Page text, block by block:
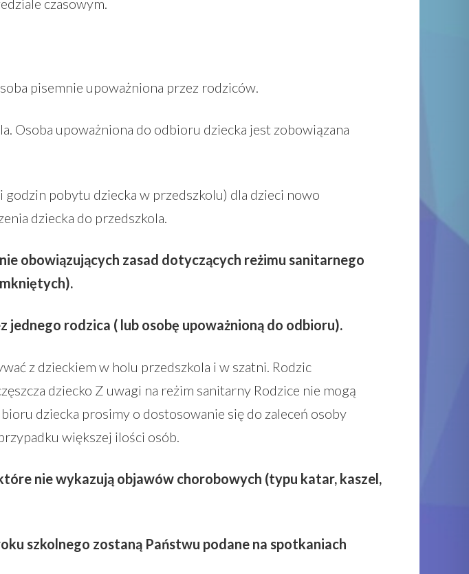
czasowym.
pisemnie upoważniona przez rodziców.
Osoba upoważniona do odbioru dziecka jest zobowiązana
godzin pobytu dziecka w przedszkolu) dla dzieci nowo
dziecka do przedszkola.
obowiązujących zasad dotyczących reżimu sanitarnego
jednego rodzica ( lub osobę upoważnioną do odbioru).
z dzieckiem w holu przedszkola i w szatni. Rodzic
dziecko Z uwagi na reżim sanitarny Rodzice nie mogą
dziecka prosimy o dostosowanie się do zaleceń osoby
większej ilości osób.
nie wykazują objawów chorobowych (typu katar, kaszel,
szkolnego zostaną Państwu podane na spotkaniach